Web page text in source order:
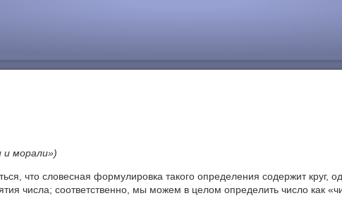
и морали»)
что словесная формулировка такого определения содержит
числа; соответственно, мы можем в целом определить число как